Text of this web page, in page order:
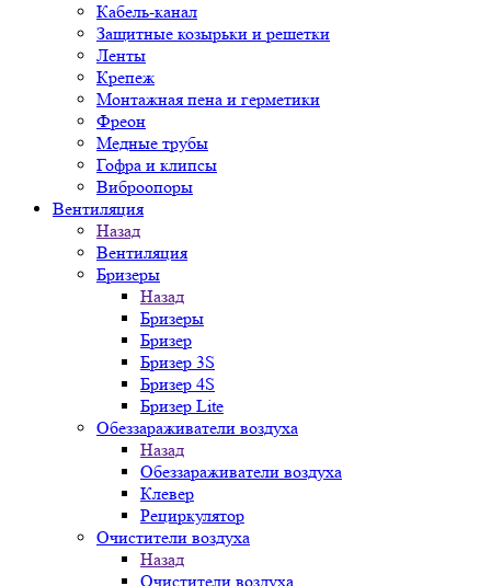
Кабель-канал
Защитные козырьки и решетки
Ленты
Крепеж
Монтажная пена и герметики
Фреон
Медные трубы
Гофра и клипсы
Виброопоры
Вентиляция
Назад
Вентиляция
Бризеры
Назад
Бризеры
Бризер
Бризер 3S
Бризер 4S
Бризер Lite
Обеззараживатели воздуха
Назад
Обеззараживатели воздуха
Клевер
Рециркулятор
Очистители воздуха
Назад
Очистители воздуха